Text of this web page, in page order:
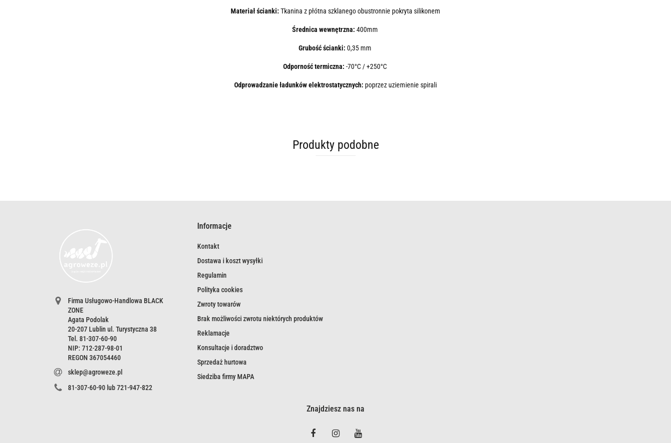
Materiał ścianki: Tkanina z płótna szklanego obustronnie pokryta silikonem
Średnica wewnętrzna: 400mm
Grubość ścianki: 0,35 mm
Odporność termiczna: -70°C / +250°C
Odprowadzanie ładunków elektrostatycznych: poprzez uziemienie spirali
Produkty podobne
Firma Usługowo-Handlowa BLACK
ZONE
Agata Podolak
20-207 Lublin ul. Turystyczna 38
Tel. 81-307-60-90
NIP: 712-287-98-01
REGON 367054460
sklep@agroweze.pl
81-307-60-90 lub 721-947-822
Informacje
Kontakt
Dostawa i koszt wysyłki
Regulamin
Polityka cookies
Zwroty towarów
Brak możliwości zwrotu niektórych produktów
Reklamacje
Konsultacje i doradztwo
Sprzedaż hurtowa
Siedziba firmy MAPA
Znajdziesz nas na